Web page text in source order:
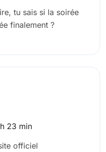
tu sais si la soirée
finalement ?
23 min
officiel